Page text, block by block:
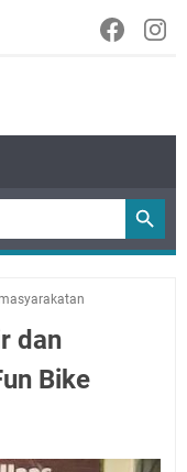
dan
Bike